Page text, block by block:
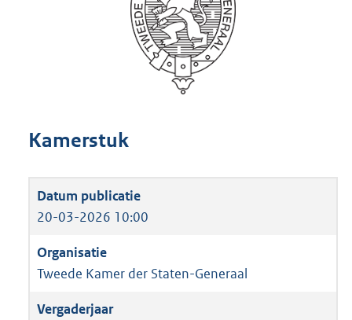
Kamerstuk
20-03-2026 10:00
Tweede Kamer der Staten-Generaal